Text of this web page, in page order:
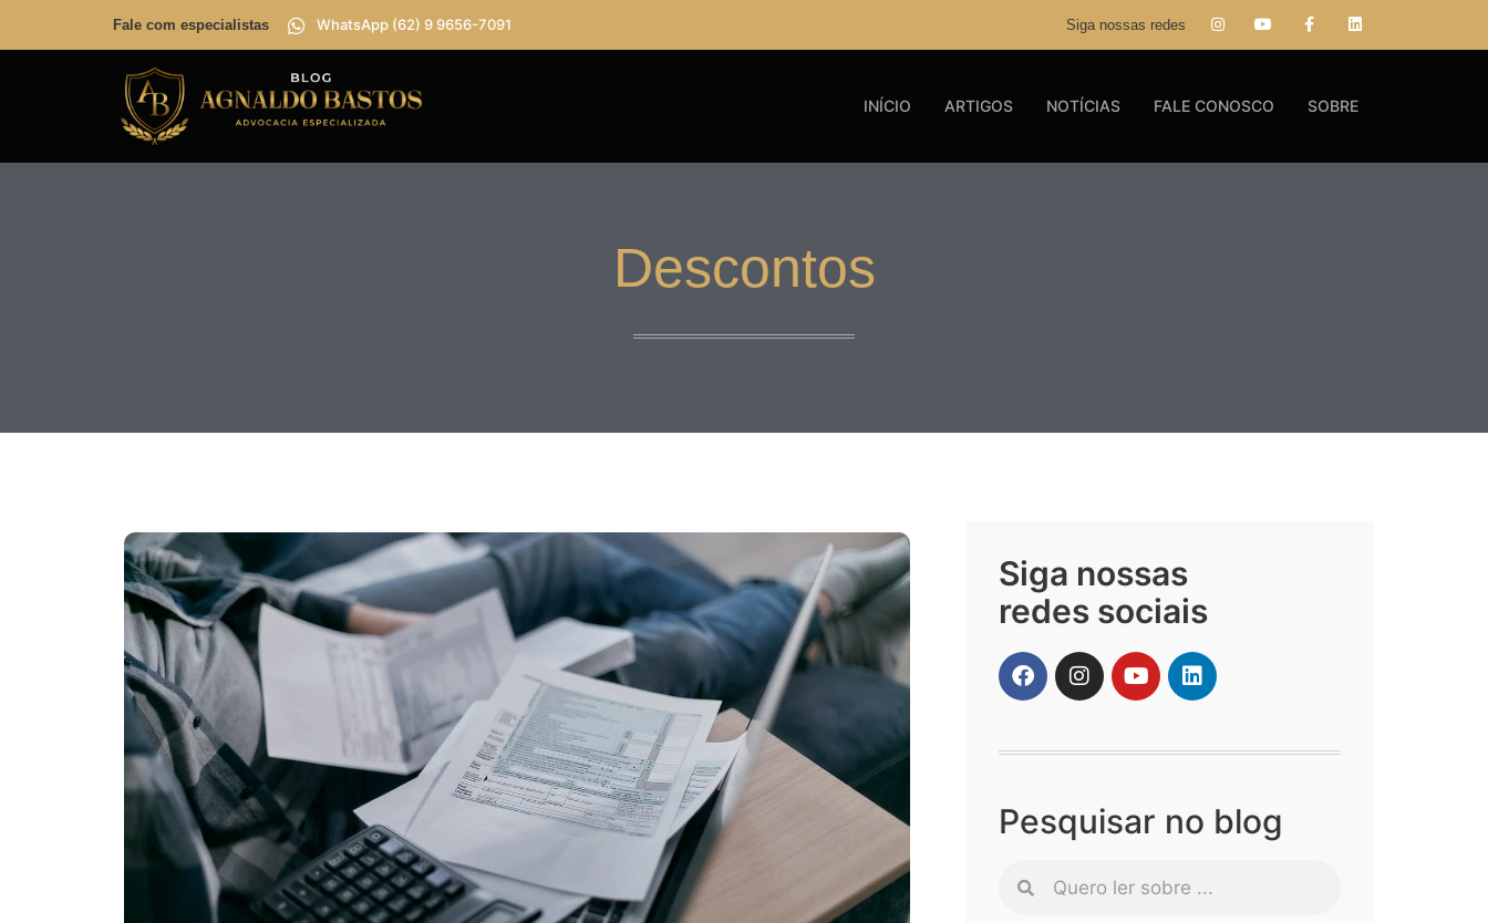
Fale com especialistas WhatsApp (62) 9 9656-7091 Siga nossas redes
INÍCIO ARTIGOS NOTÍCIAS FALE CONOSCO SOBRE
Descontos
Siga nossas
redes sociais
Pesquisar no blog